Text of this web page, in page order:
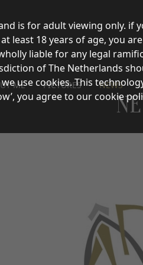
ME PICTURES NEWS
is for adult viewing only.
least 18 years of age, you
liable for any legal
of The Netherlands
use cookies. This
you agree to our cookie